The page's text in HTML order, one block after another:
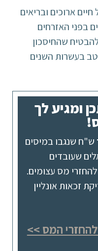
ארוכים ובריאים
בפני האזרחים
שהחיסכון
בעשרות השנים
ומגיע לך
ש"ח שנגבו במיסים
שעובדים
מס עצומים.
זכאות אונליין
המס >>